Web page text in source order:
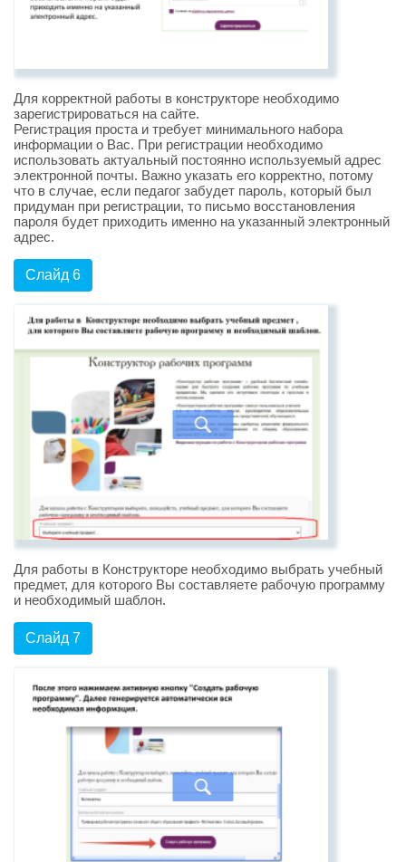
Для корректной работы в конструкторе необходимо
зарегистрироваться на сайте.
Регистрация проста и требует минимального набора
информации о Вас. При регистрации необходимо
использовать актуальный постоянно используемый адрес
электронной почты. Важно указать его корректно, потому
что в случае, если педагог забудет пароль, который был
придуман при регистрации, то письмо восстановления
пароля будет приходить именно на указанный электронный
адрес.
Слайд 6
Для работы в Конструкторе необходимо выбрать учебный
предмет, для которого Вы составляете рабочую программу
и необходимый шаблон.
Слайд 7